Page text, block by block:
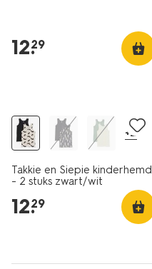
12.
29
+2
Takkie en Siepie kinderhemd
- 2 stuks zwart/wit
12.
29